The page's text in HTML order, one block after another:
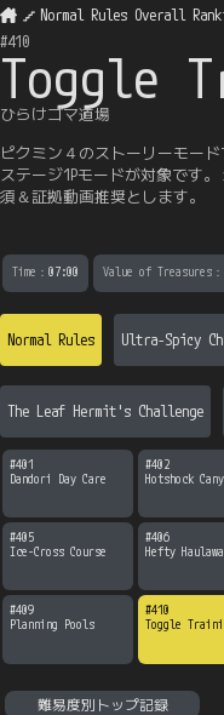
Normal Rules Overall
#410
Toggle
ひらけゴマ道場
ピクミン４のストーリーモー
ステージ1Pモードが対象です
須＆証拠動画推奨とします。
Time ： 07:00 Value of Treasures ：
Normal Rules Ultra-Spicy
The Leaf Hermit's Challenge
#401
Dandori Day Care
#402
Hotshock
#405
Ice-Cross Course
#406
Hefty
#409
Planning Pools
#410
Toggle
難易度別トップ記録